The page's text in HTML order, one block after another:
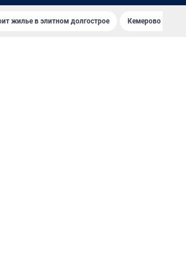
жилье в элитном долгострое Кемерово —